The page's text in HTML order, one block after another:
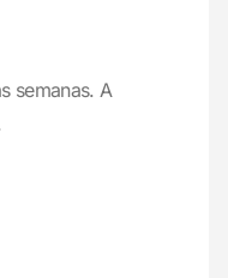
semanas. A